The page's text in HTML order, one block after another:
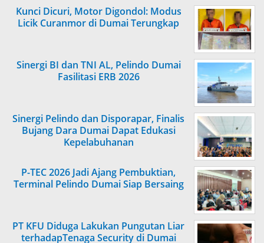
Kunci Dicuri, Motor Digondol: Modus
Licik Curanmor di Dumai Terungkap
Sinergi BI dan TNI AL, Pelindo Dumai
Fasilitasi ERB 2026
Sinergi Pelindo dan Disporapar, Finalis
Bujang Dara Dumai Dapat Edukasi
Kepelabuhanan
P-TEC 2026 Jadi Ajang Pembuktian,
Terminal Pelindo Dumai Siap Bersaing
PT KFU Diduga Lakukan Pungutan Liar
terhadapTenaga Security di Dumai